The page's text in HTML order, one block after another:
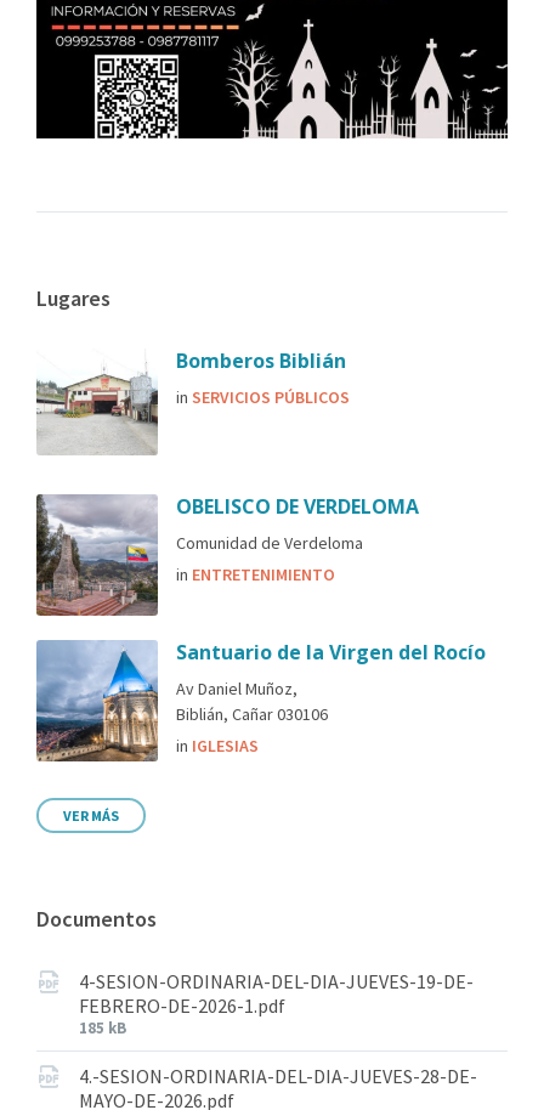
Lugares
Bomberos Biblián
in SERVICIOS PÚBLICOS
OBELISCO DE VERDELOMA
Comunidad de Verdeloma
in ENTRETENIMIENTO
Santuario de la Virgen del Rocío
Av Daniel Muñoz,
Biblián, Cañar 030106
in IGLESIAS
VER MÁS
Documentos
4-SESION-ORDINARIA-DEL-DIA-JUEVES-19-DE-
FEBRERO-DE-2026-1.pdf
185 kB
4.-SESION-ORDINARIA-DEL-DIA-JUEVES-28-DE-
MAYO-DE-2026.pdf